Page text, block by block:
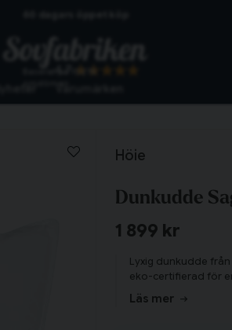
Snabba leveranser
Höie
Dunkudde
1 899 kr
Lyxig dunkudde
eko-certifierad för
Läs mer